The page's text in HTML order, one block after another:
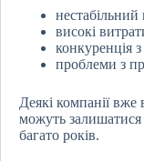
високі
конкуренція
проблеми з
Деякі компанії вже
можуть
багато років.